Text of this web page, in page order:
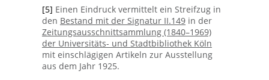
[5] Einen Eindruck vermittelt ein Streifzug in
den Bestand mit der Signatur II.149in der
Zeitungsausschnittsammlung (1840–1969)
der Universitäts- und Stadtbibliothek Köln
mit einschlägigen Artikeln zur Ausstellung
aus dem Jahr 1925.